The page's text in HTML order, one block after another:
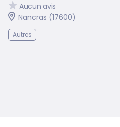
Aucun avis
Nancras (17600)
Autres